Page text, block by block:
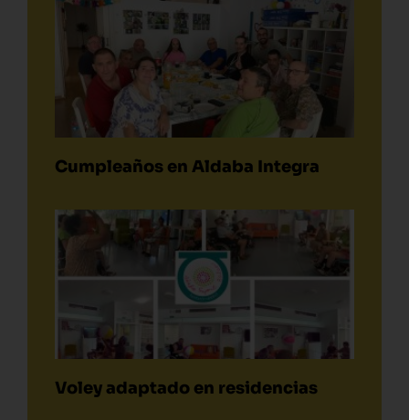
Cumpleaños en Aldaba Integra
Voley adaptado en residencias